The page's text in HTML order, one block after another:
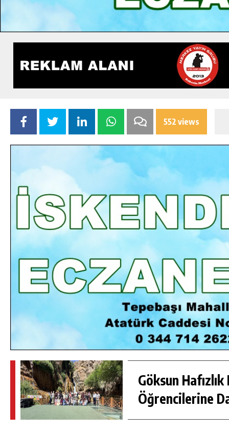
552 views
Göksun Hafızlık
Öğrencilerine
GÜNLÜK HABER AKIŞI
GÖKSUN HAFIZLIK KIZ KUR’AN KURSU
ÖĞRENCILERINE DARENDE GEZISI.